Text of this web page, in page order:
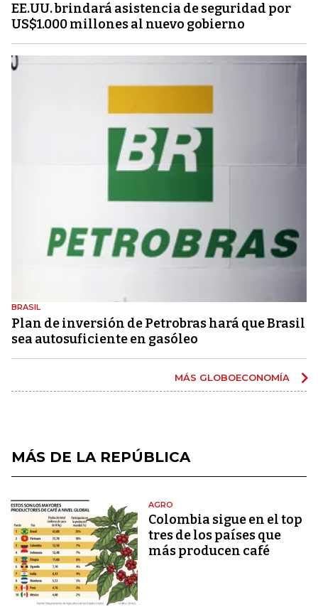
EE.UU. brindará asistencia de seguridad por
US$1.000 millones al nuevo gobierno
BRASIL
Plan de inversión de Petrobras hará que Brasil
sea autosuficiente en gasóleo
MÁS GLOBOECONOMÍA
MÁS DE LA REPÚBLICA
AGRO
Colombia sigue en el top
tres de los países que
más producen café